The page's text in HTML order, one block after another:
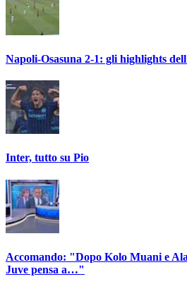
Napoli-Osasuna 2-1: gli highlights
Inter, tutto su Pio
Accomando: "Dopo Kolo Muani e
Juve pensa a…"